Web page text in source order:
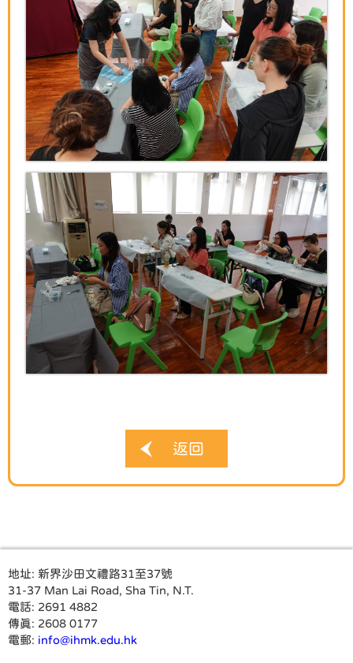
返回
地址: 新界沙田文禮路31至37號
31-37 Man Lai Road, Sha Tin, N.T.
電話: 2691 4882
傳真: 2608 0177
電郵: info@ihmk.edu.hk